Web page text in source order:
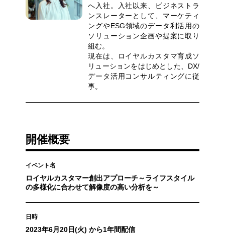
へ入社。入社以来、ビジネストラ
ンスレーターとして、マーケティ
ングやESG領域のデータ利活用の
ソリューション企画や提案に取り
組む。
現在は、ロイヤルカスタマ育成ソ
リューションをはじめとした、DX/
データ活用コンサルティングに従
事。
開催概要
イベント名
ロイヤルカスタマー創出アプローチ～ライフスタイル
の多様化に合わせて解像度の高い分析を～
日時
2023年6月20日(火) から1年間配信